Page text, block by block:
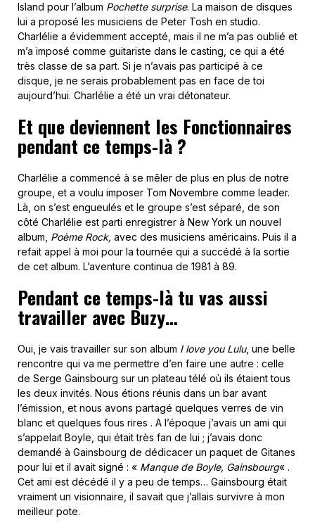
Island pour l’album Pochette surprise. La maison de disques
lui a proposé les musiciens de Peter Tosh en studio.
Charlélie a évidemment accepté, mais il ne m’a pas oublié et
m’a imposé comme guitariste dans le casting, ce qui a été
très classe de sa part. Si je n’avais pas participé à ce
disque, je ne serais probablement pas en face de toi
aujourd’hui. Charlélie a été un vrai détonateur.
Et que deviennent les Fonctionnaires
pendant ce temps-là ?
Charlélie a commencé à se mêler de plus en plus de notre
groupe, et a voulu imposer Tom Novembre comme leader.
Là, on s’est engueulés et le groupe s’est séparé, de son
côté Charlélie est parti enregistrer à New York un nouvel
album, Poème Rock, avec des musiciens américains. Puis il a
refait appel à moi pour la tournée qui a succédé à la sortie
de cet album. L’aventure continua de 1981 à 89.
Pendant ce temps-là tu vas aussi
travailler avec Buzy…
Oui, je vais travailler sur son album I love you Lulu, une belle
rencontre qui va me permettre d’en faire une autre : celle
de Serge Gainsbourg sur un plateau télé où ils étaient tous
les deux invités. Nous étions réunis dans un bar avant
l’émission, et nous avons partagé quelques verres de vin
blanc et quelques fous rires . A l’époque j’avais un ami qui
s’appelait Boyle, qui était très fan de lui ; j’avais donc
demandé à Gainsbourg de dédicacer un paquet de Gitanes
pour lui et il avait signé : « Manque de Boyle, Gainsbourg« .
Cet ami est décédé il y a peu de temps… Gainsbourg était
vraiment un visionnaire, il savait que j’allais survivre à mon
meilleur pote.